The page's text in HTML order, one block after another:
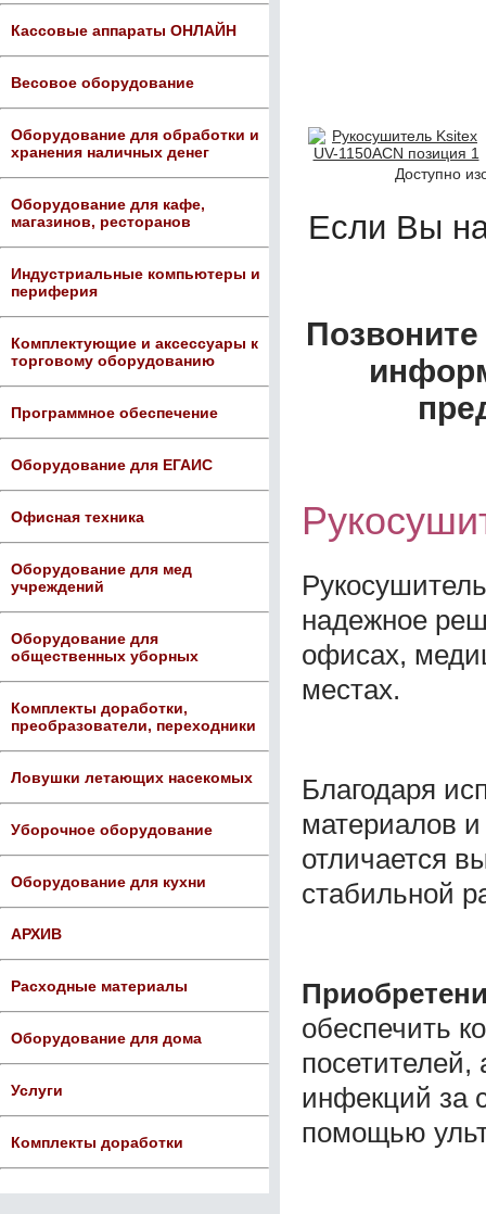
Кассовые аппараты ОНЛАЙН
Весовое оборудование
Оборудование для обработки и
хранения наличных денег
Оборудование для кафе,
магазинов, ресторанов
Индустриальные компьютеры и
периферия
Комплектующие и аксессуары к
торговому оборудованию
Программное обеспечение
Оборудование для ЕГАИС
Офисная техника
Оборудование для мед
учреждений
Оборудование для
общественных уборных
Комплекты доработки,
преобразователи, переходники
Ловушки летающих насекомых
Уборочное оборудование
Оборудование для кухни
АРХИВ
Расходные материалы
Оборудование для дома
Услуги
Комплекты доработки
Доступно
Если Вы
надежное
офисах,
местах.
Благодаря
материалов
отличается
стабильной
обеспечить
посетителей,
инфекций за
помощью